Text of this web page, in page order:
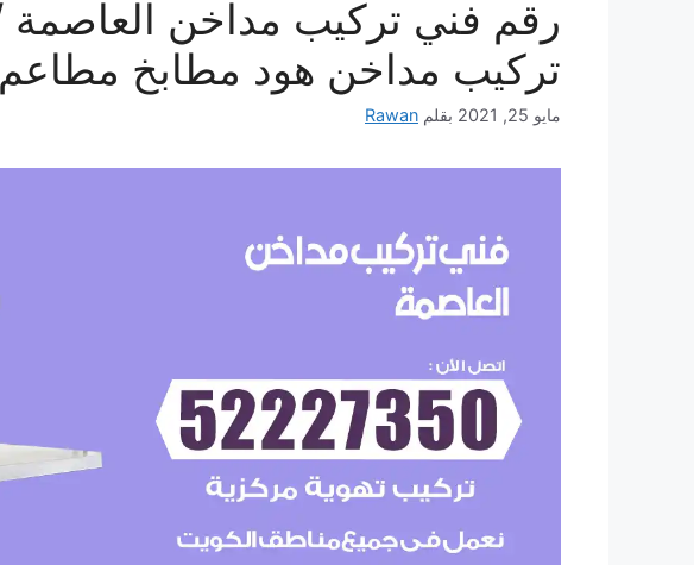
تركيب مداخن هود مطابخ مطاعم
مايو 25, 2021 بقلم Rawan